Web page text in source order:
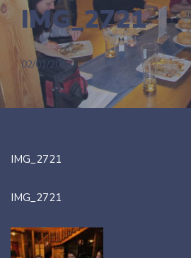
IMG_2721
02/01/2013
IMG_2721
IMG_2721